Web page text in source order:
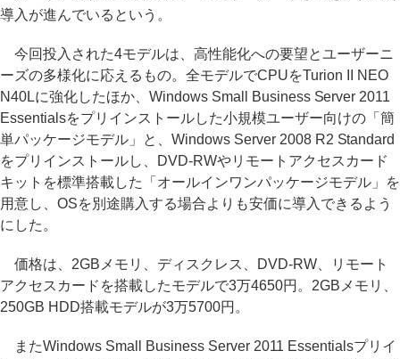
導入が進んでいるという。
今回投入された4モデルは、高性能化への要望とユーザーニ
ーズの多様化に応えるもの。全モデルでCPUをTurion II NEO
N40Lに強化したほか、Windows Small Business Server 2011
Essentialsをプリインストールした小規模ユーザー向けの「簡
単パッケージモデル」と、Windows Server 2008 R2 Standard
をプリインストールし、DVD-RWやリモートアクセスカード
キットを標準搭載した「オールインワンパッケージモデル」を
用意し、OSを別途購入する場合よりも安価に導入できるよう
にした。
価格は、2GBメモリ、ディスクレス、DVD-RW、リモート
アクセスカードを搭載したモデルで3万4650円。2GBメモリ、
250GB HDD搭載モデルが3万5700円。
またWindows Small Business Server 2011 Essentialsプリイ